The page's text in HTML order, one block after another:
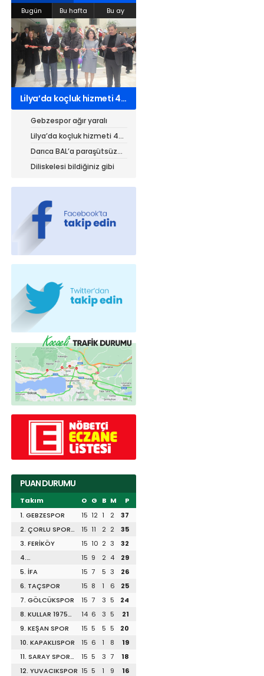
Bugün
Bu hafta Bu ay
Lilya’da koçluk hizmeti 4
kurumdan 7 belgeli
Gebzespor ağır yaralı
Lilya’da koçluk hizmeti 4
kurumdan 7 belgeli
Darıca BAL’a paraşütsüz
iniyor!
Diliskelesi bildiğiniz gibi
PUAN DURUMU
Takım O G B M
P
1. GEBZESPOR
15 12 1 2
37
2. ÇORLU SPOR
15 11 2 2
35
3. FERİKÖY
15 10 2 3
32
4.
DİLİSKELESİSPOR
15 9 2 4
29
5. İFA
15 7 5 3
26
6. TAÇSPOR
15 8 1 6
25
7. GÖLCÜKSPOR
15 7 3 5
24
8. KULLAR 1975
14 6 3 5
21
9. KEŞAN SPOR
15 5 5 5
20
10. KAPAKLISPOR
15 6 1 8
19
11. SARAY SPOR
15 5 3 7
18
12. YUVACIKSPOR 15 5 1 9
16
Web TV
Hacı Halil Mahallesi, İsmetpaşa
Caddesi, Beşiroğlu Altın Han Kat: 1
(BİLKAR)Gebze - KOCAELİ
aktanuslu@gmail.com